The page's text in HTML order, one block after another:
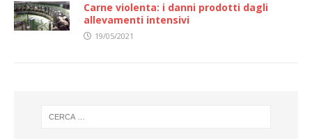
Carne violenta: i danni prodotti dagli
allevamenti intensivi
19/05/2021